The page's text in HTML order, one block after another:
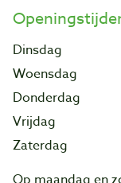
Dinsdag
Woensdag
Donderdag
Vrijdag
Zaterdag